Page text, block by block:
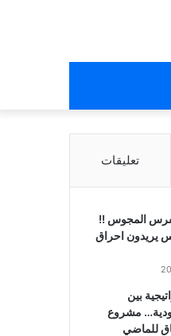
تعليقات
المجوس !!
يريدون احراق
بين
مشروع
للماضي